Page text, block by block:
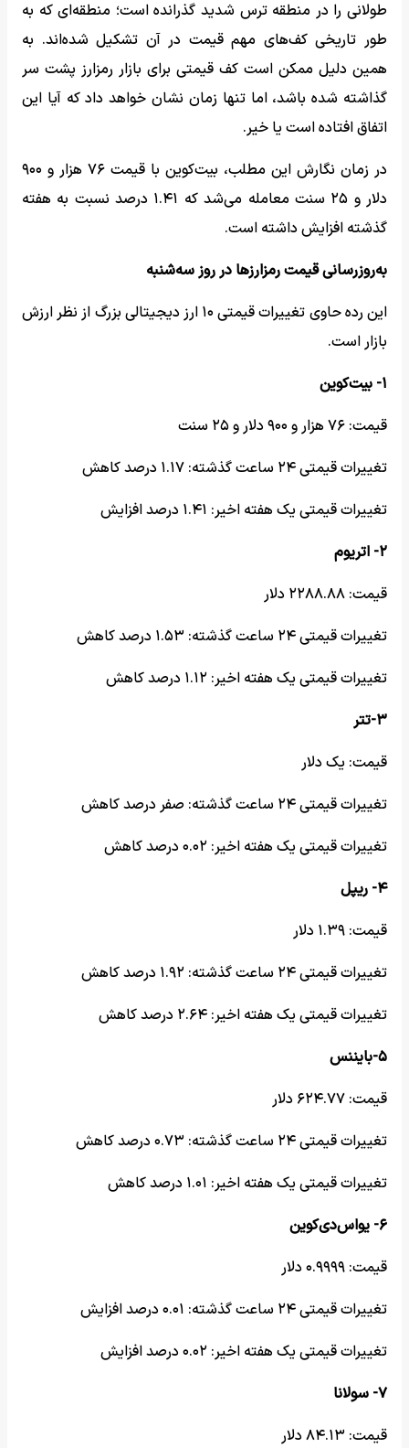
طولانی را در منطقه ترس شدید گذرانده است؛ منطقه‌ای که به
طور تاریخی کف‌های مهم قیمت در آن تشکیل شده‌اند. به
همین دلیل ممکن است کف قیمتی برای بازار رمزارز پشت سر
گذاشته شده باشد، اما تنها زمان نشان خواهد داد که آیا این
اتفاق افتاده است یا خیر.
در زمان نگارش این مطلب، بیت‌کوین با قیمت ۷۶ هزار و ۹۰۰
دلار و ۲۵ سنت معامله می‌شد که ۱.۴۱ درصد نسبت به هفته
گذشته افزایش داشته است.
به‌روزرسانی قیمت رمزارزها در روز سه‌شنبه
این رده حاوی تغییرات قیمتی ۱۰ ارز دیجیتالی بزرگ از نظر ارزش
بازار است.
۱- بیت‌کوین
قیمت: ۷۶ هزار و ۹۰۰ دلار و ۲۵ سنت
تغییرات قیمتی ۲۴ ساعت گذشته: ۱.۱۷ درصد کاهش
تغییرات قیمتی یک هفته اخیر: ۱.۴۱ درصد افزایش
۲- اتریوم
قیمت: ۲۲۸۸.۸۸ دلار
تغییرات قیمتی ۲۴ ساعت گذشته: ۱.۵۳ درصد کاهش
تغییرات قیمتی یک هفته اخیر: ۱.۱۲ درصد کاهش
۳-تتر
قیمت: یک دلار
تغییرات قیمتی ۲۴ ساعت گذشته: صفر درصد کاهش
تغییرات قیمتی یک هفته اخیر: ۰.۰۲ درصد کاهش
۴- ریپل
قیمت: ۱.۳۹ دلار
تغییرات قیمتی ۲۴ ساعت گذشته: ۱.۹۲ درصد کاهش
تغییرات قیمتی یک هفته اخیر: ۲.۶۴ درصد کاهش
۵-بایننس
قیمت: ۶۲۴.۷۷ دلار
تغییرات قیمتی ۲۴ ساعت گذشته: ۰.۷۳ درصد کاهش
تغییرات قیمتی یک هفته اخیر: ۱.۰۱ درصد کاهش
۶- یواس‌دی‌کوین
قیمت: ۰.۹۹۹۹ دلار
تغییرات قیمتی ۲۴ ساعت گذشته: ۰.۰۱ درصد افزایش
تغییرات قیمتی یک هفته اخیر: ۰.۰۲ درصد افزایش
۷- سولانا
قیمت: ۸۴.۱۳ دلار